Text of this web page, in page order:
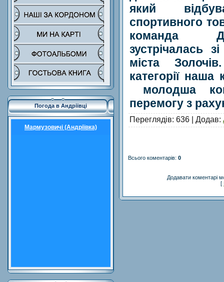
Погода в Андріївці
Мармузовичі (Андріївка)
який
спортивного
команда
зустрічалась
міста
категорії
молодша
перемогу з
Переглядів: 636 | Додав:
Всього коментарів: 0
Додавати коментарі
[